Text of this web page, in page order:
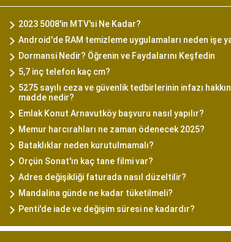
2023 5008'in MTV'si Ne Kadar?
Android'de RAM temizleme uygulamaları neden işe
Dormansi Nedir? Öğrenin ve Faydalarını Keşfedin
5,7 inç telefon kaç cm?
5275 sayılı ceza ve güvenlik tedbirlerinin infazı
madde nedir?
Emlak Konut Arnavutköy başvuru nasıl yapılır?
Memur harcırahları ne zaman ödenecek 2025?
Bataklıklar neden kurutulmamalı?
Orçün Sonat'ın kaç tane filmi var?
Adres değişikliği faturada nasıl düzeltilir?
Mandalina günde ne kadar tüketilmeli?
Penti'de iade ve değişim süresi ne kadardır?